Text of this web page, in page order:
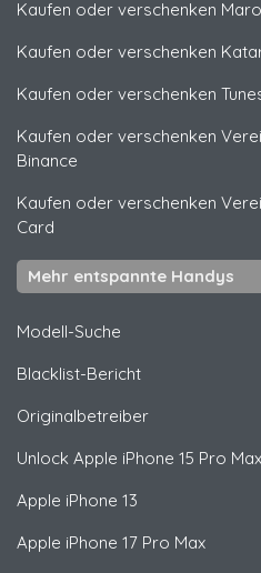
Kaufen oder verschenken
Kaufen oder verschenken
Kaufen oder verschenken
Kaufen oder verschenken
Binance
Kaufen oder verschenken
Card
Mehr entspannte Handys
Modell-Suche
Blacklist-Bericht
Originalbetreiber
Unlock Apple iPhone 15 Pro
Apple iPhone 13
Apple iPhone 17 Pro Max